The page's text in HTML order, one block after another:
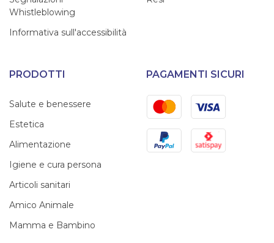
Whistleblowing
Informativa sull'accessibilità
PRODOTTI
Salute e benessere
Estetica
Alimentazione
Igiene e cura persona
Articoli sanitari
Amico Animale
Mamma e Bambino
PAGAMENTI SICURI
MastercardVisa
PayPal Satispay